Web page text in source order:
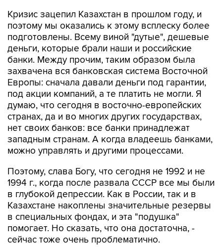
Кризис зацепил Казахстан в прошлом году, и
поэтому мы оказались к этому всплеску более
подготовлены. Всему виной "дутые", дешевые
деньги, которые брали наши и российские
банки. Между прочим, таким образом была
захвачена вся банковская система Восточной
Европы: сначала давали деньги под гарантии,
под акции компаний, а те платить не могли. Я
думаю, что сегодня в восточно-европейских
странах, да и во многих других государствах,
нет своих банков: все банки принадлежат
западным странам. А когда владеешь банками,
можно управлять и другими процессами.
Поэтому, слава Богу, что сегодня не 1992 и не
1994 г., когда после развала СССР все мы были
в глубокой депрессии. Как в России, так и в
Казахстане накоплены значительные резервы
в специальных фондах, и эта "подушка"
помогает. Но сказать, что она достаточна, -
сейчас тоже очень проблематично.